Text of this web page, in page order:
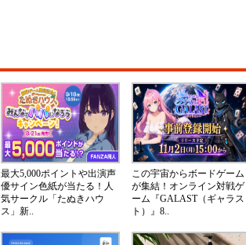
最大5,000ポイントや出演声
優サイン色紙が当たる！人
気サークル「たぬきハウ
ス」新..
この宇宙からボードゲーム
が集結！オンライン対戦ゲ
ーム『GALAST（ギャラス
ト）』8..